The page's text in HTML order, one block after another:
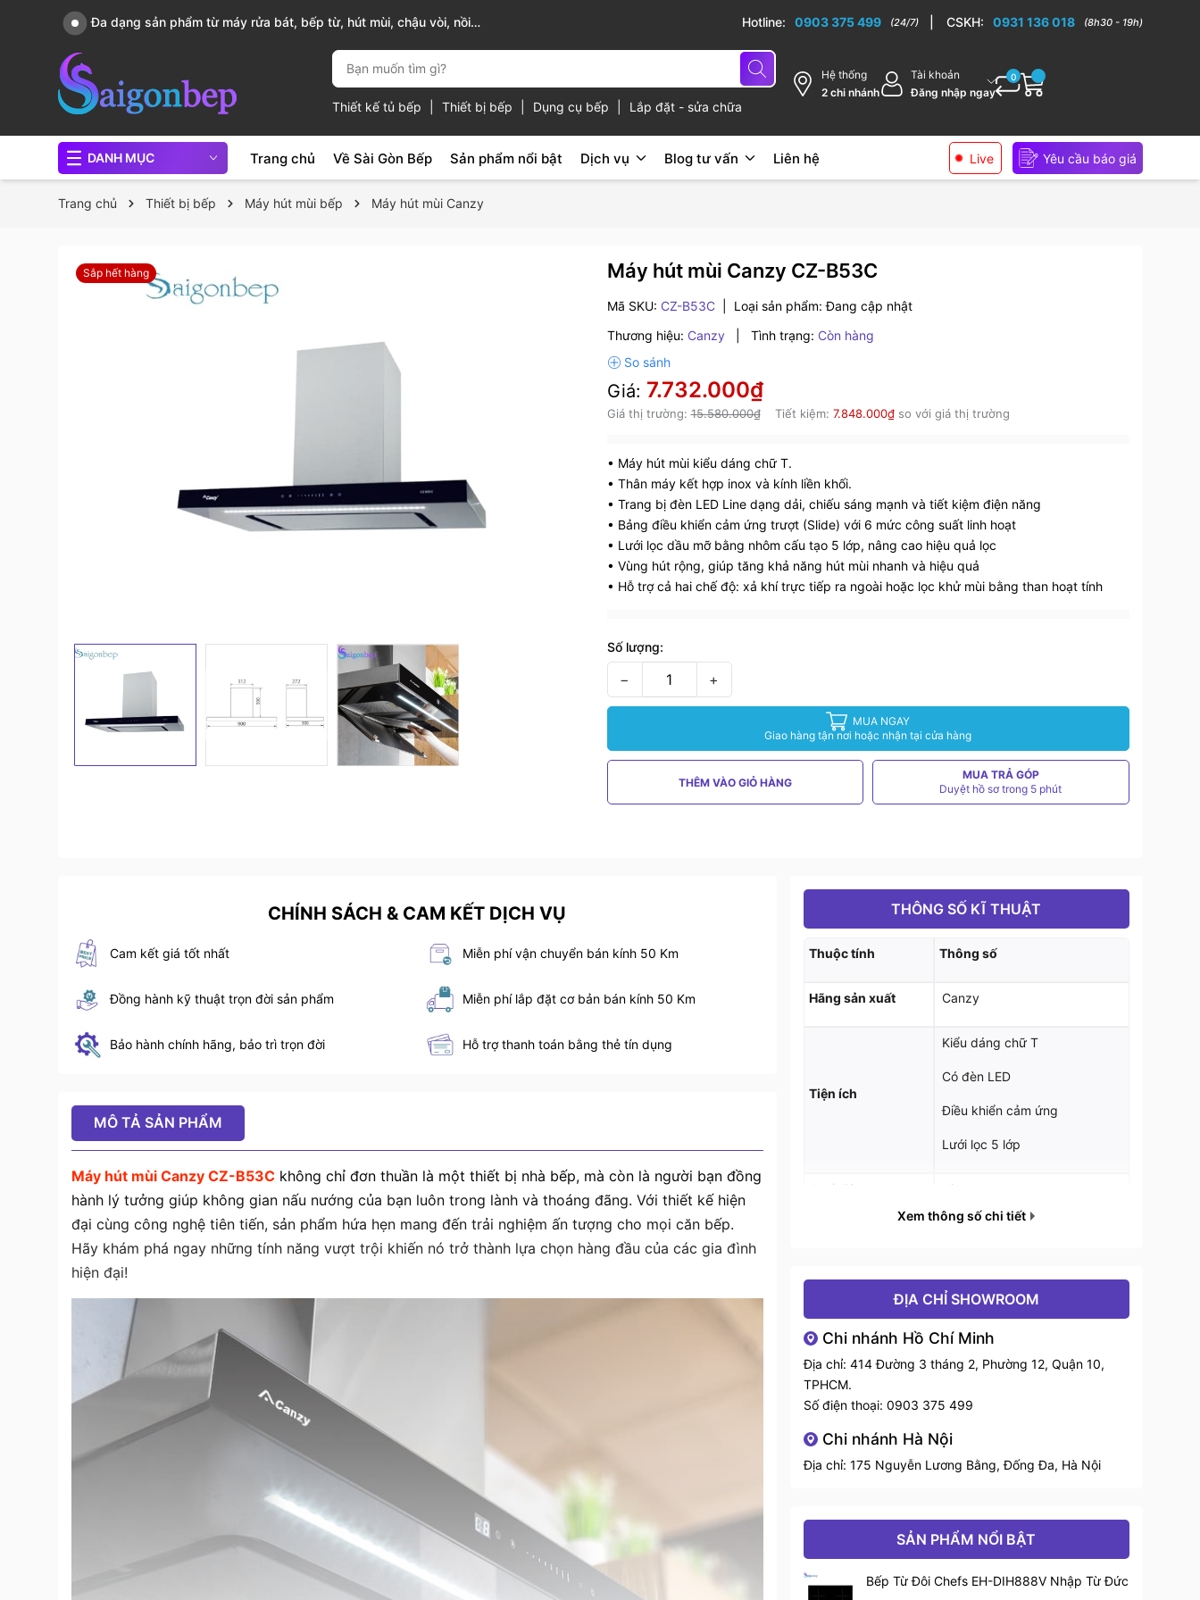
Đa dạng sản phẩm từ máy rửa bát, bếp từ, hút mùi, chậu vòi, nồi
Sài Gòn Bếp chuyên thiết bị bếp, gia dụng bếp cao cấp
Hotline: 0903 375 499 (24/7) CSKH: 0931 136 018 (8h30 - 19h)
Thiết kế tủ bếp Thiết bị bếp Dụng cụ bếp Lắp đặt - sửa chữa
Hệ thống
2 chi nhánh
Tài khoản
Đăng nhập ngay
0
DANH MỤC Trang chủ Về Sài Gòn Bếp Sản phẩm nổi bật Dịch vụ Blog tư vấn Liên hệ Live Yêu cầu báo giá
Trang chủ Thiết bị bếp Máy hút mùi bếp Máy hút mùi Canzy
Sắp hết hàng Máy hút mùi Canzy CZ-B53C
Mã SKU: CZ-B53C| Loại sản phẩm:Đang cập nhật
Thương hiệu: Canzy Tình trạng: Còn hàng
Giá: 7.732.000₫
Giá thị trường:15.580.000₫ Tiết kiệm: 7.848.000₫so với giá thị trường
• Máy hút mùi kiểu dáng chữ T.
• Thân máy kết hợp inox và kính liền khối.
• Trang bị đèn LED Line dạng dải, chiếu sáng mạnh và tiết kiệm điện năng
• Bảng điều khiển cảm ứng trượt (Slide) với 6 mức công suất linh hoạt
• Lưới lọc dầu mỡ bằng nhôm cấu tạo 5 lớp, nâng cao hiệu quả lọc
• Vùng hút rộng, giúp tăng khả năng hút mùi nhanh và hiệu quả
• Hỗ trợ cả hai chế độ: xả khí trực tiếp ra ngoài hoặc lọc khử mùi bằng than hoạt tính
Số lượng:
− +
MUA NGAY
Giao hàng tận nơi hoặc nhận tại cửa hàng
THÊM VÀO GIỎ HÀNG
MUA TRẢ GÓP
Duyệt hồ sơ trong 5 phút
CHÍNH SÁCH & CAM KẾT DỊCH VỤ
Cam kết giá tốt nhất Miễn phí vận chuyển bán kính 50 Km
Đồng hành kỹ thuật trọn đời sản phẩm Miễn phí lắp đặt cơ bản bán kính 50 Km
Bảo hành chính hãng, bảo trì trọn đời Hỗ trợ thanh toán bằng thẻ tín dụng
MÔ TẢ SẢN PHẨM
Máy hút mùi Canzy CZ-B53Ckhông chỉ đơn thuần là một thiết bị nhà bếp, mà còn là người bạn đồng
hành lý tưởng giúp không gian nấu nướng của bạn luôn trong lành và thoáng đãng. Với thiết kế hiện
đại cùng công nghệ tiên tiến, sản phẩm hứa hẹn mang đến trải nghiệm ấn tượng cho mọi căn bếp.
Hãy khám phá ngay những tính năng vượt trội khiến nó trở thành lựa chọn hàng đầu của các gia đình
hiện đại!
THÔNG SỐ KĨ THUẬT
Thuộc tính Thông số
Hãng sản xuất Canzy
Tiện ích
Kiểu dáng chữ T
Có đèn LED
Điều khiển cảm ứng
Lưới lọc 5 lớp
Chất liệu Kính đen, Inox sang trọng
Kích thước 900mm
Ống thoát 150mm
Điều khiển Cảm ứng
Công suất hút 1400 m3/h
Bảo hành 36 tháng chính hãng
Xem thông số chi tiết
ĐỊA CHỈ SHOWROOM
Chi nhánh Hồ Chí Minh
Địa chỉ: 414 Đường 3 tháng 2, Phường 12, Quận 10,
TPHCM.
Số điện thoại: 0903 375 499
Chi nhánh Hà Nội
Địa chỉ: 175 Nguyễn Lương Bằng, Đống Đa, Hà Nội
SẢN PHẨM NỔI BẬT
Bếp Từ Đôi Chefs EH-DIH888V Nhập Từ Đức